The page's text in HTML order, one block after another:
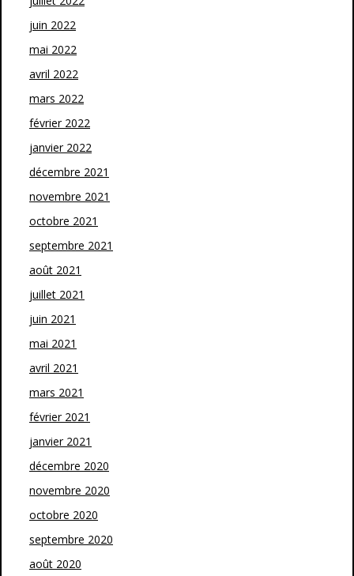
juin 2022
mai 2022
avril 2022
mars 2022
février 2022
janvier 2022
décembre 2021
novembre 2021
octobre 2021
septembre 2021
août 2021
juillet 2021
juin 2021
mai 2021
avril 2021
mars 2021
février 2021
janvier 2021
décembre 2020
novembre 2020
octobre 2020
septembre 2020
août 2020